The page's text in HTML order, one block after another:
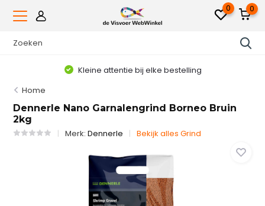
0 0
Kleine attentie bij elke bestelling
Home
Dennerle Nano Garnalengrind Borneo Bruin
2kg
Merk:Dennerle Bekijk alles Grind